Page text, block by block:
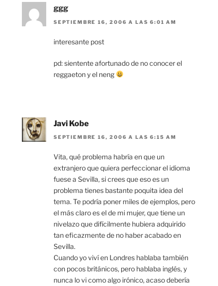
ggg
SEPTIEMBRE 16, 2006 A LAS 6:01 AM
interesante post
pd: sientente afortunado de no conocer el
reggaeton y el neng
Javi Kobe
SEPTIEMBRE 16, 2006 A LAS 6:15 AM
Vita, qué problema habría en que un
extranjero que quiera perfeccionar el idioma
fuese a Sevilla, si crees que eso es un
problema tienes bastante poquita idea del
tema. Te podría poner miles de ejemplos, pero
el más claro es el de mi mujer, que tiene un
nivelazo que difícilmente hubiera adquirido
tan eficazmente de no haber acabado en
Sevilla.
Cuando yo viví en Londres hablaba también
con pocos británicos, pero hablaba inglés, y
nunca lo vi como algo irónico, acaso debería